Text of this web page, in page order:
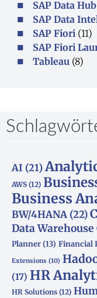
SAP Data Hub
SAP Data
SAP Fiori (11)
SAP Fiori
Tableau (8)
AI (21)
AWS (12)
Business
BW/4HANA (22)
Data Warehouse
Planner(13) Financial
Extensions (10)
(17) HR
HR Solutions (12)